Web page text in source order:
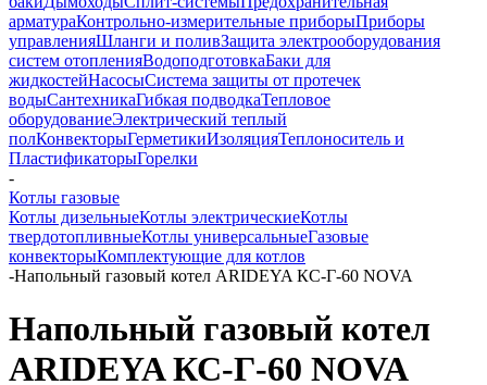
арматураКонтрольно-измерительные приборыПриборы
управленияШланги и поливЗащита электрооборудования
систем отопленияВодоподготовкаБаки для
жидкостейНасосыСистема защиты от протечек
водыСантехникаГибкая подводкаТепловое
оборудованиеЭлектрический теплый
полКонвекторыГерметикиИзоляцияТеплоноситель и
ПластификаторыГорелки
-
Котлы газовые
Котлы дизельныеКотлы электрическиеКотлы
твердотопливныеКотлы универсальныеГазовые
конвекторыКомплектующие для котлов
-Напольный газовый котел ARIDEYA КС‑Г‑60 NOVA
Напольный газовый котел
ARIDEYA КС‑Г‑60 NOVA